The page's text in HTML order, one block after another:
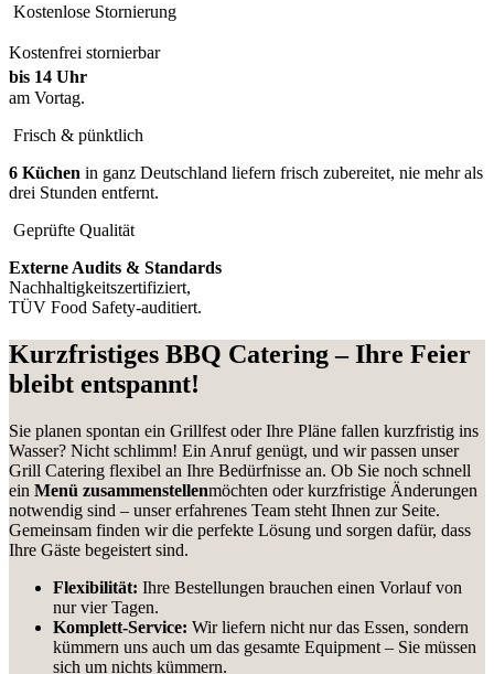
Kostenlose Stornierung
Kostenfrei stornierbar
bis 14 Uhr
am Vortag.
Frisch & pünktlich
6 Küchen in ganz Deutschland liefern frisch zubereitet, nie mehr als
drei Stunden entfernt.
Geprüfte Qualität
Externe Audits & Standards
Nachhaltigkeitszertifiziert,
TÜV Food Safety-auditiert.
Kurzfristiges BBQ Catering – Ihre Feier
bleibt entspannt!
Sie planen spontan ein Grillfest oder Ihre Pläne fallen kurzfristig ins
Wasser? Nicht schlimm! Ein Anruf genügt, und wir passen unser
Grill Catering flexibel an Ihre Bedürfnisse an. Ob Sie noch schnell
ein Menü zusammenstellenmöchten oder kurzfristige Änderungen
notwendig sind – unser erfahrenes Team steht Ihnen zur Seite.
Gemeinsam finden wir die perfekte Lösung und sorgen dafür, dass
Ihre Gäste begeistert sind.
Flexibilität: Ihre Bestellungen brauchen einen Vorlauf von
nur vier Tagen.
Komplett-Service: Wir liefern nicht nur das Essen, sondern
kümmern uns auch um das gesamte Equipment – Sie müssen
sich um nichts kümmern.